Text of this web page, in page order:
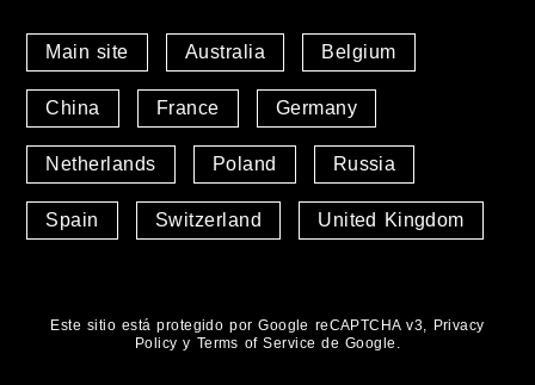
Main site Australia Belgium
China France Germany
Netherlands Poland Russia
Spain Switzerland United Kingdom
Este sitio está protegido por Google reCAPTCHA v3, Privacy
Policy y Terms of Service de Google.